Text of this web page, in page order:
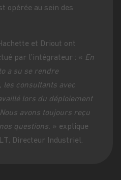
opérée au sein des
et Driout ont
par l’intégrateur : « En
a su se rendre
les consultants avec
lors du déploiement
avons toujours reçu
questions. » explique
Directeur Industriel.